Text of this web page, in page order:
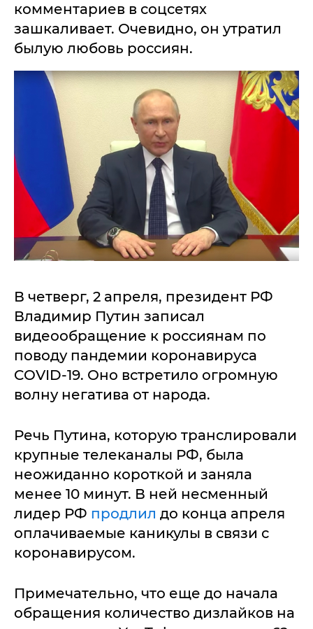
комментариев в соцсетях
зашкаливает. Очевидно, он утратил
былую любовь россиян.
В четверг, 2 апреля, президент РФ
Владимир Путин записал
видеообращение к россиянам по
поводу пандемии коронавируса
COVID-19. Оно встретило огромную
волну негатива от народа.
Речь Путина, которую транслировали
крупные телеканалы РФ, была
неожиданно короткой и заняла
менее 10 минут. В ней несменный
лидер РФ продлил до конца апреля
оплачиваемые каникулы в связи с
коронавирусом.
Примечательно, что еще до начала
обращения количество дизлайков на